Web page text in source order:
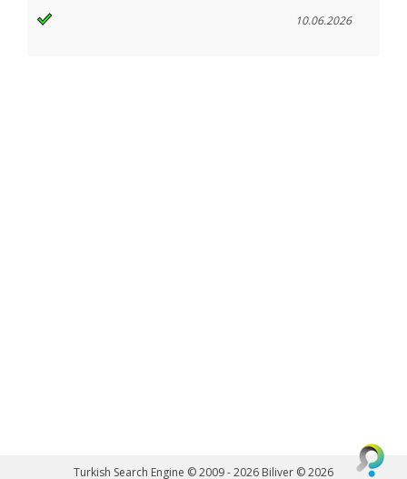
10.06.2026
Turkish Search Engine © 2009 - 2026 Biliver © 2026